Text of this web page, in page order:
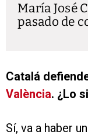
María José
pasado de
Catalá
València. ¿Lo
Sí, va a haber